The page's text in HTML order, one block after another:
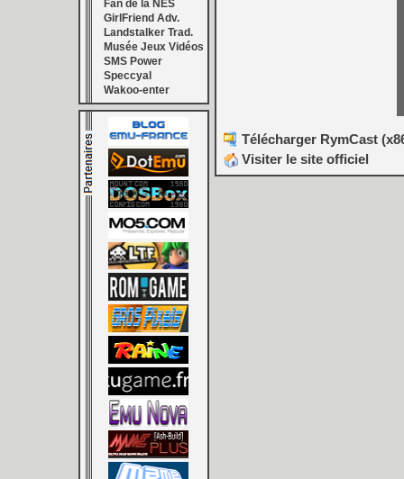
Fan de la NES
GirlFriend Adv.
Landstalker Trad.
Musée Jeux Vidéos
SMS Power
Speccyal
Wakoo-enter
Télécharger RymCast
Visiter le site officiel